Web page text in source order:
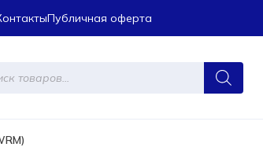
Публичная оферта